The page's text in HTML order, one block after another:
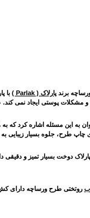
برند پارلاک ( Parlak )
با
پوستی ایجاد نمی کند.
به این مسئله اشاره کرد
چاپ طرح، جلوه بسیار زیبایی
پارلاک دوخت بسیار تمیز و دقیقی دارد و دارای 8 تکه
روتختی طرح ورساچه دارای